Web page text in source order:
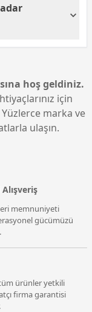
derin
görüntü
parlaklık
hoş geldiniz.
için
marka ve
ulaşın.
memnuniyeti
gücümüzü
.
ürünler yetkili
firma garantisi